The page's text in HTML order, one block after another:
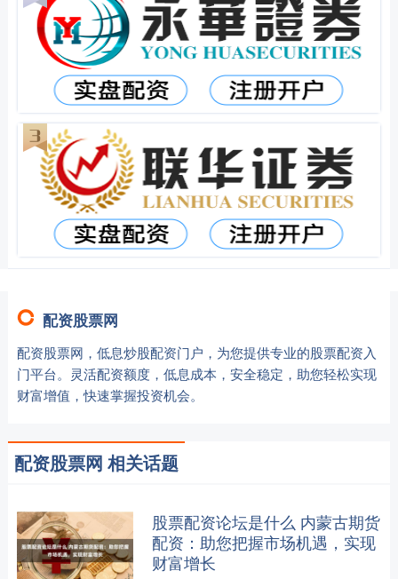
配资股票网
配资股票网，低息炒股配资门户，为您提供专业的股票配资入
门平台。灵活配资额度，低息成本，安全稳定，助您轻松实现
财富增值，快速掌握投资机会。
配资股票网 相关话题
股票配资论坛是什么 内蒙古期货
配资：助您把握市场机遇，实现
财富增长